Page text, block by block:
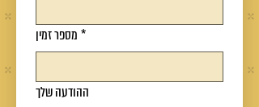
מספר זמין *
ההודעה שלך